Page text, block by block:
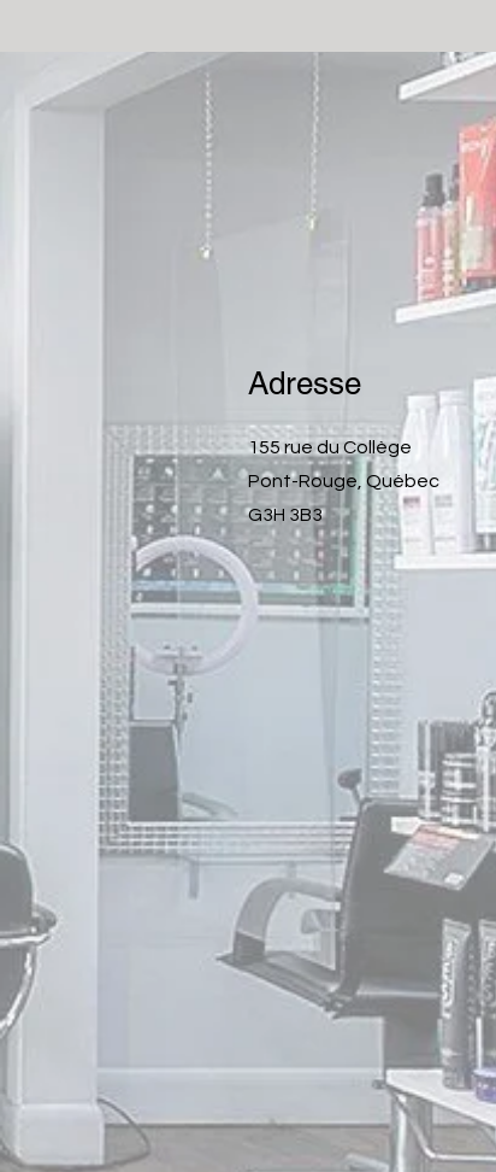
Adresse
155 rue du Collège
Pont-Rouge, Québec
G3H 3B3